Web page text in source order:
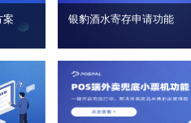
银豹酒水寄存申请功能